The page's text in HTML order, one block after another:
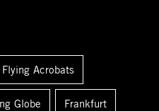
Flying Acrobats
Globe Frankfurt